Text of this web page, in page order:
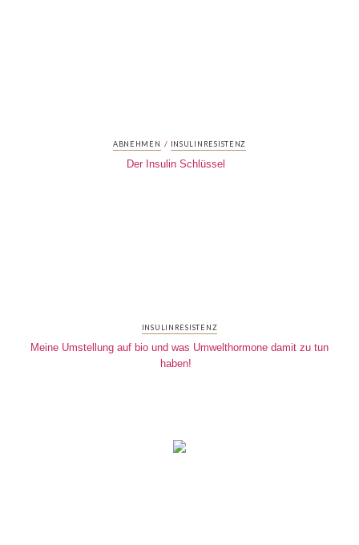
ABNEHMEN / INSULINRESISTENZ
Der Insulin Schlüssel
INSULINRESISTENZ
Meine Umstellung auf bio und was Umwelthormone damit zu tun
haben!